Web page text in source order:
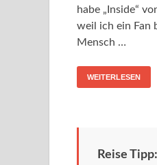
habe „Inside“
weil ich ein Fan
Mensch …
WEITERLESEN
Reise Tipp: